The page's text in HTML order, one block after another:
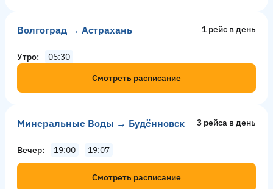
Волгоград → Астрахань 1 рейс в день
Утро
05:30
Смотреть расписание
Минеральные Воды → Будённовск 3 рейсa в день
Вечер 19:00 19:07
Смотреть расписание